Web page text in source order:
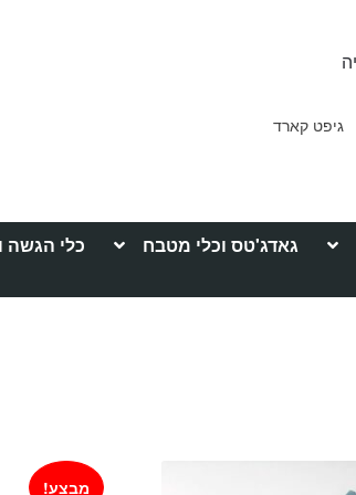
גיפט קארד
גאדג'טס וכלי מטבח כלי הגשה
מבצע!